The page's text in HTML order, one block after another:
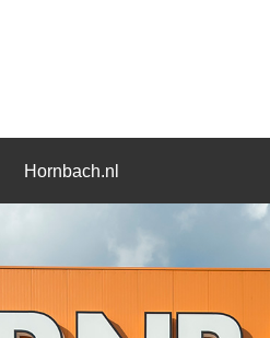
Hornbach.nl